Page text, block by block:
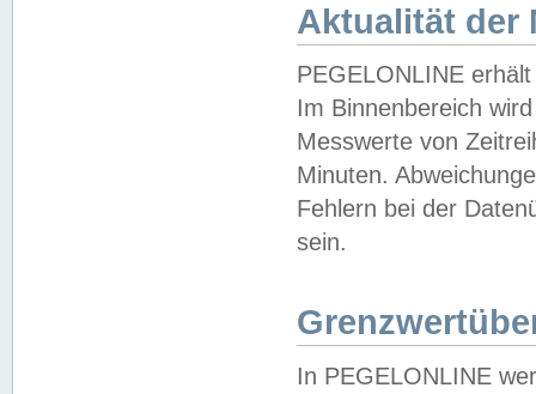
Aktualität der
PEGELONLINE
Im Binnenbereich
Messwerte von
Minuten.
Fehlern bei der
sein.
In PEGELONLINE